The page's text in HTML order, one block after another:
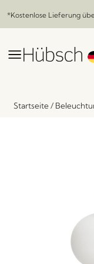
*Kostenlose Lieferung
Startseite/